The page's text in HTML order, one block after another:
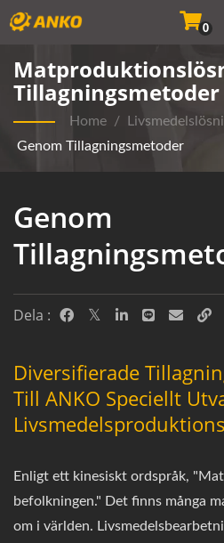
0
Tillagningsmetoder
Home /
Genom Tillagningsmetoder
Genom
Dela :
Diversifierade
Till ANKO Speciellt
Enligt ett kinesiskt ordspråk,
befolkningen." Det finns många
om i världen.